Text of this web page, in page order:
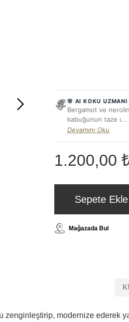
🌸 AI KOKU UZMANI
Bergamot ve
kabuğunun taze ı...
Devamını Oku
1.200,00
Sepete Ekle
Mağazada Bul
modernize ederek